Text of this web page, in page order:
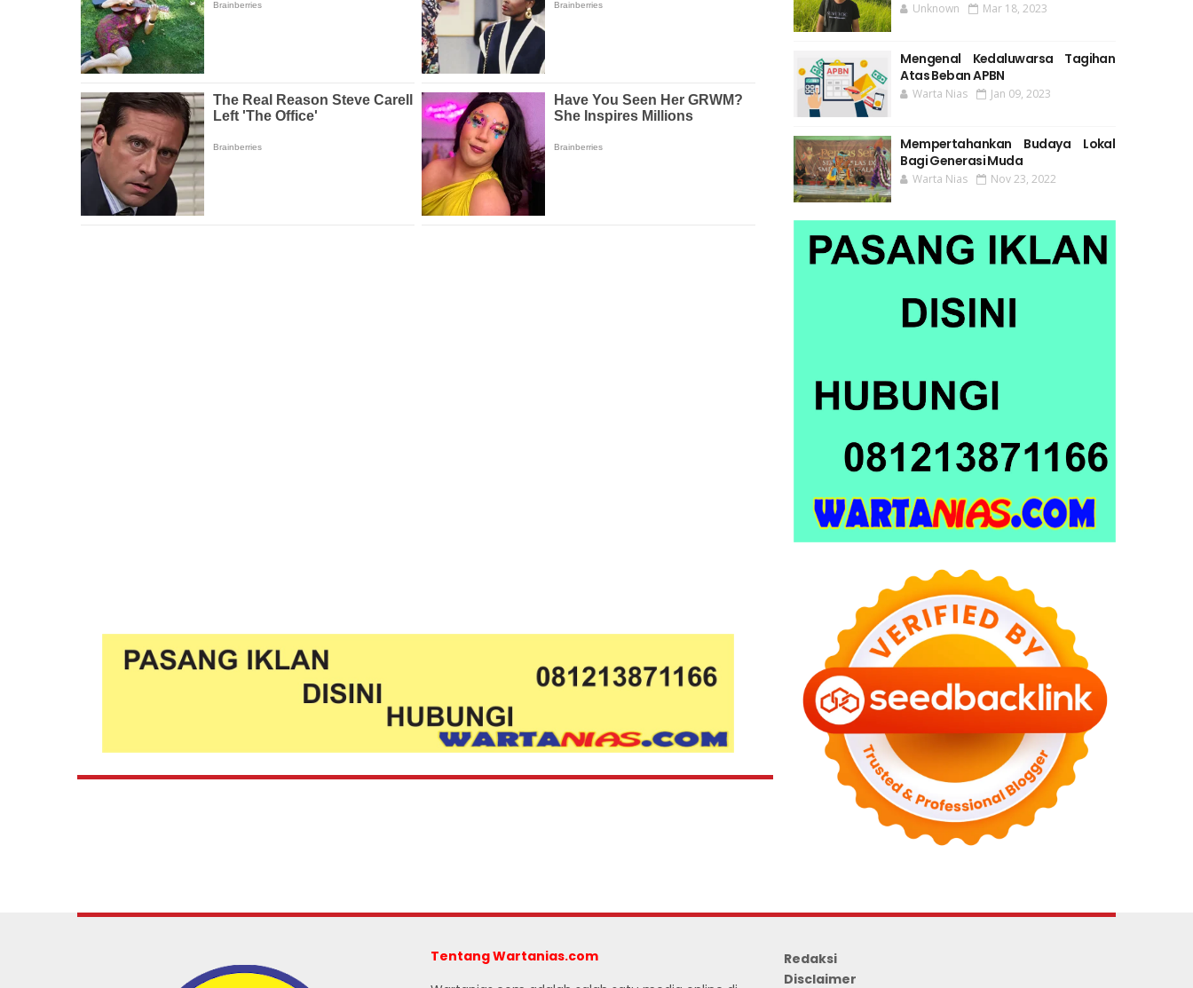
Unknown Mar 18, 2023
Mengenal Kedaluwarsa Tagihan
Atas Beban APBN
Warta Nias Jan 09, 2023
Mempertahankan Budaya Lokal
Bagi Generasi Muda
Warta Nias Nov 23, 2022
Tentang Wartanias.com
Redaksi
Disclaimer